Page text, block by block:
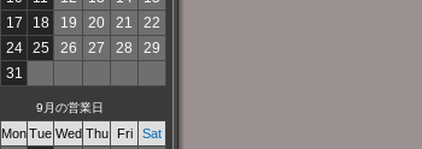
17 18 19 20 21
22
24 25 26 27 28
29
31
9月の営業日
MonTue Wed Thu Fri Sat